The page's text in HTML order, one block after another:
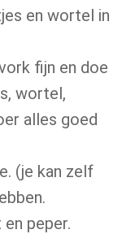
en wortel in
fijn en doe
wortel,
alles goed
(je kan zelf
peper.